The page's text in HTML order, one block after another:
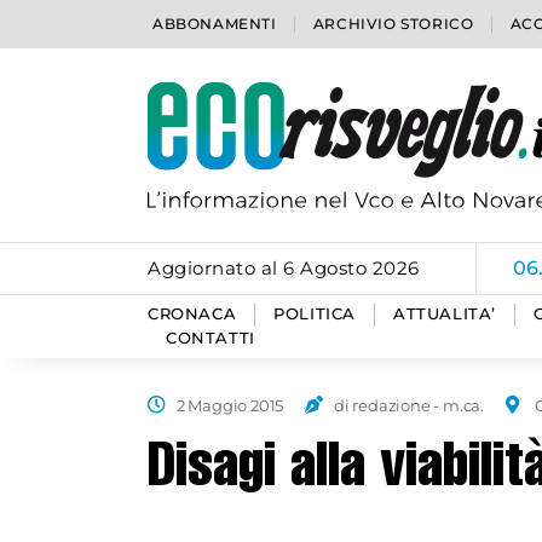
ABBONAMENTI ARCHIVIO STORICO
Aggiornato al 6 Agosto 2026
CRONACA POLITICA ATTUALITA’
CONTATTI
2 Maggio 2015 di redazione - m.ca.
Disagi alla